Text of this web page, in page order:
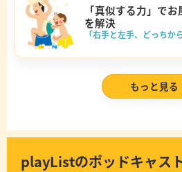
「真似する力」で
を解決
「右手と左手、どっちか
もっと見る
playListのポッドキャス